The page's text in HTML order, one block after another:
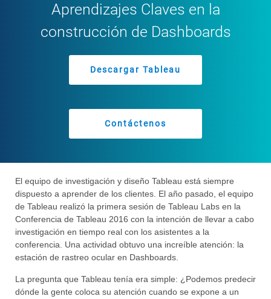
Aprendizajes Claves en la
construcción de Dashboards
Descargar Tableau
Contáctenos
El equipo de investigación y diseño Tableau está siempre
dispuesto a aprender de los clientes. El año pasado, el equipo
de Tableau realizó la primera sesión de Tableau Labs en la
Conferencia de Tableau 2016 con la intención de llevar a cabo
investigación en tiempo real con los asistentes a la
conferencia. Una actividad obtuvo una increíble atención: la
estación de rastreo ocular en Dashboards.
La pregunta que Tableau tenía era simple: ¿Podemos predecir
dónde la gente coloca su atención cuando se expone a un